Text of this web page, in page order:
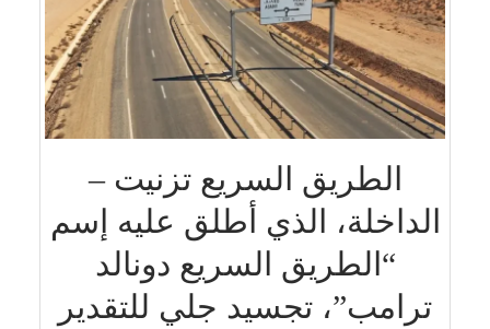
الطريق السريع تزنيت –
الداخلة، الذي أطلق عليه إسم
“الطريق السريع دونالد
ترامب”، تجسيد جلي للتقدير